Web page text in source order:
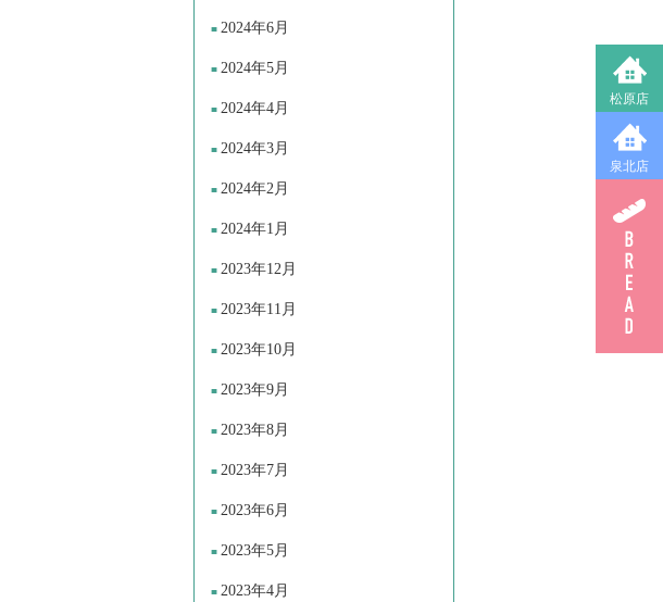
松原店
泉北店
2024年6月
2024年5月
2024年4月
2024年3月
2024年2月
2024年1月
2023年12月
2023年11月
2023年10月
2023年9月
2023年8月
2023年7月
2023年6月
2023年5月
2023年4月